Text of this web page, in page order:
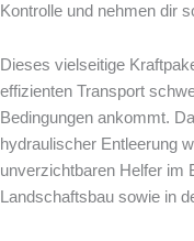
Kontrolle und nehmen dir
Dieses vielseitige
effizienten Transport
Bedingungen ankommt.
hydraulischer Entleerung
unverzichtbaren Helfer im
Landschaftsbau sowie in